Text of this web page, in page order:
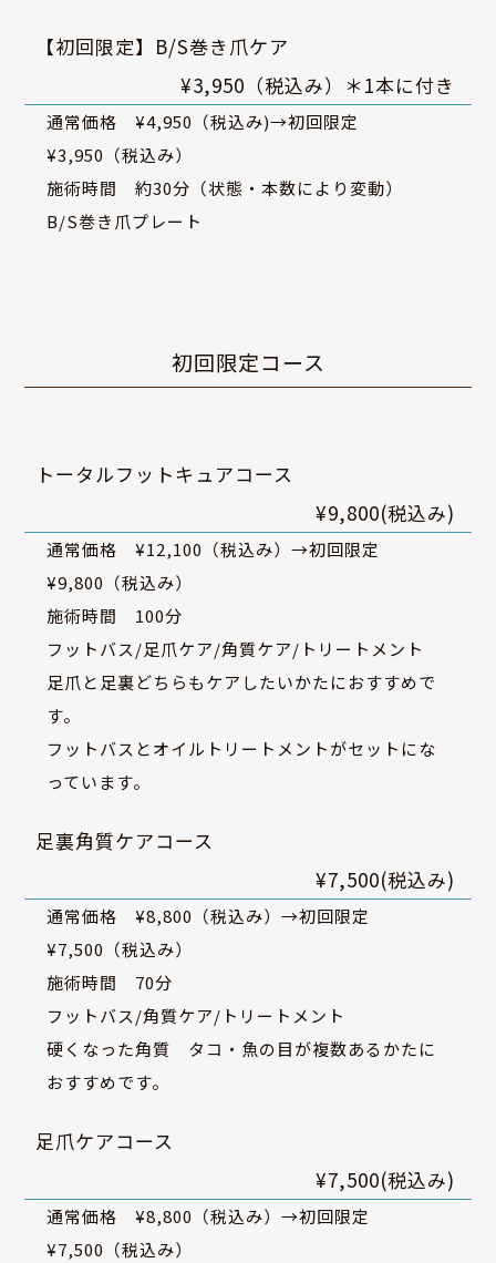
【初回限定】B/S巻き爪ケア
¥3,950（税込み）＊1本に付き
通常価格 ¥4,950（税込み)→初回限定
¥3,950（税込み）
施術時間 約30分（状態・本数により変動）
B/S巻き爪プレート
初回限定コース
トータルフットキュアコース
¥9,800(税込み)
通常価格 ¥12,100（税込み）→初回限定
¥9,800（税込み）
施術時間 100分
フットバス/足爪ケア/角質ケア/トリートメント
足爪と足裏どちらもケアしたいかたにおすすめで
す。
フットバスとオイルトリートメントがセットにな
っています。
足裏角質ケアコース
¥7,500(税込み)
通常価格 ¥8,800（税込み）→初回限定
¥7,500（税込み）
施術時間 70分
フットバス/角質ケア/トリートメント
硬くなった角質 タコ・魚の目が複数あるかたに
おすすめです。
足爪ケアコース
¥7,500(税込み)
通常価格 ¥8,800（税込み）→初回限定
¥7,500（税込み）